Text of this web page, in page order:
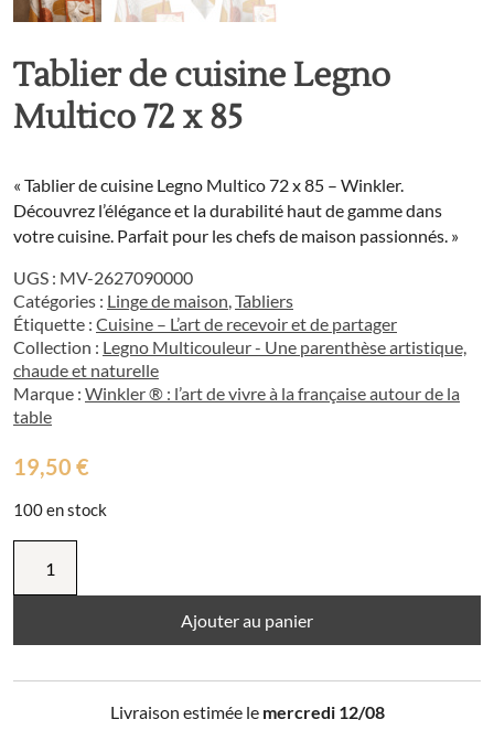
Tablier de cuisine Legno
Multico 72 x 85
« Tablier de cuisine Legno Multico 72 x 85 – Winkler.
Découvrez l’élégance et la durabilité haut de gamme dans
votre cuisine. Parfait pour les chefs de maison passionnés. »
UGS : MV-2627090000
Catégories : Linge de maison,Tabliers
Étiquette : Cuisine – L’art de recevoir et de partager
Collection : Legno Multicouleur - Une parenthèse artistique,
chaude et naturelle
Marque : Winkler ® : l’art de vivre à la française autour de la
table
19,50 €
100 en stock
Tablier
cuisine
Ajouter au panier
Livraison estimée le mercredi 12/08